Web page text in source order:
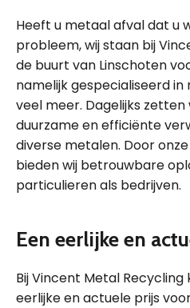
Heeft u metaal afval dat u
probleem, wij staan bij
de buurt van Linschoten
namelijk gespecialiseerd
veel meer. Dagelijks zetten
duurzame en efficiënte
diverse metalen. Door
bieden wij betrouwbare
particulieren als bedrijven.
Een eerlijke en
Bij Vincent Metal
eerlijke en actuele prijs